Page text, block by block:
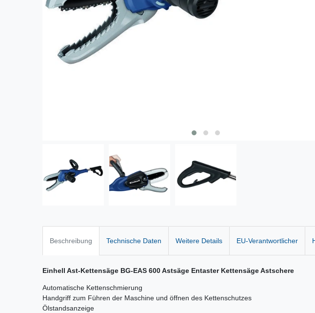
Beschreibung Technische Daten Weitere Details EU-Verantwortlicher
Einhell Ast-Kettensäge BG-EAS 600 Astsäge Entaster Kettensäge Astschere
Automatische Kettenschmierung
Handgriff zum Führen der Maschine und öffnen des Kettenschutzes
Ölstandsanzeige